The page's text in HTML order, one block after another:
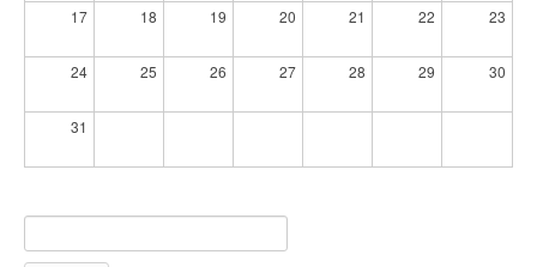
17 18 19 20 21 22 23
24 25 26 27 28 29 30
31